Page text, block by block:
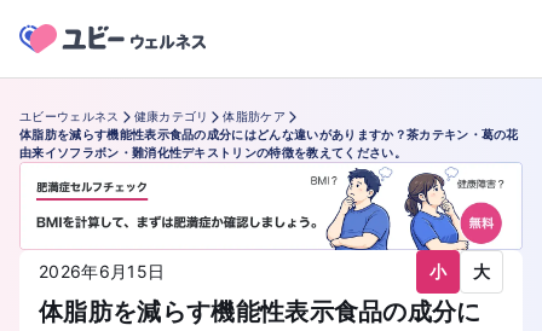
ユビーウェルネス 健康カテゴリ
体脂肪ケア
体脂肪を減らす機能性表示食品の成分にはどんな違いがありますか？茶カテキン・葛の花
由来イソフラボン・難消化性デキストリンの特徴を教えてください。
2026年6月15日 小 大
体脂肪を減らす機能性表示食品の成分に